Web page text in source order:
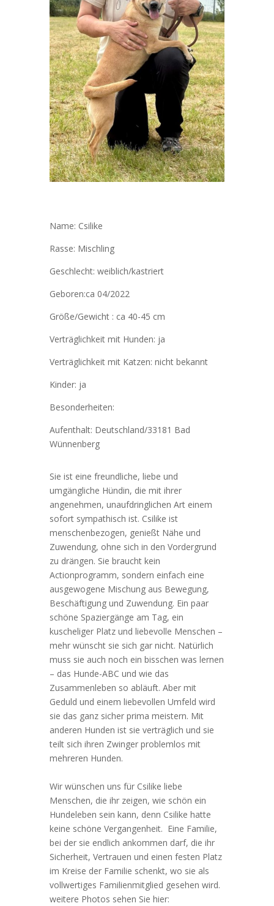
Name: Csilike
Rasse: Mischling
Geschlecht: weiblich/kastriert
Geboren:ca 04/2022
Größe/Gewicht : ca 40-45 cm
Verträglichkeit mit Hunden: ja
Verträglichkeit mit Katzen: nicht bekannt
Kinder: ja
Besonderheiten:
Aufenthalt: Deutschland/33181 Bad
Wünnenberg
Sie ist eine freundliche, liebe und
umgängliche Hündin, die mit ihrer
angenehmen, unaufdringlichen Art einem
sofort sympathisch ist. Csilike ist
menschenbezogen, genießt Nähe und
Zuwendung, ohne sich in den Vordergrund
zu drängen. Sie braucht kein
Actionprogramm, sondern einfach eine
ausgewogene Mischung aus Bewegung,
Beschäftigung und Zuwendung. Ein paar
schöne Spaziergänge am Tag, ein
kuscheliger Platz und liebevolle Menschen –
mehr wünscht sie sich gar nicht. Natürlich
muss sie auch noch ein bisschen was lernen
– das Hunde-ABC und wie das
Zusammenleben so abläuft. Aber mit
Geduld und einem liebevollen Umfeld wird
sie das ganz sicher prima meistern. Mit
anderen Hunden ist sie verträglich und sie
teilt sich ihren Zwinger problemlos mit
mehreren Hunden.
Wir wünschen uns für Csilike liebe
Menschen, die ihr zeigen, wie schön ein
Hundeleben sein kann, denn Csilike hatte
keine schöne Vergangenheit. Eine Familie,
bei der sie endlich ankommen darf, die ihr
Sicherheit, Vertrauen und einen festen Platz
im Kreise der Familie schenkt, wo sie als
vollwertiges Familienmitglied gesehen wird.
weitere Photos sehen Sie hier: